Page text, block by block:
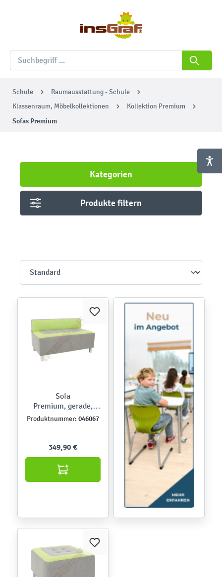
Schule
Raumausstattung - Schule
Klassenraum, Möbelkollektionen
Kollektion Premium
Sofas Premium
Kategorien
Produkte filtern
Sofa
Premium, gerade,
grau/grün
Produktnummer: 046067
349,90 €